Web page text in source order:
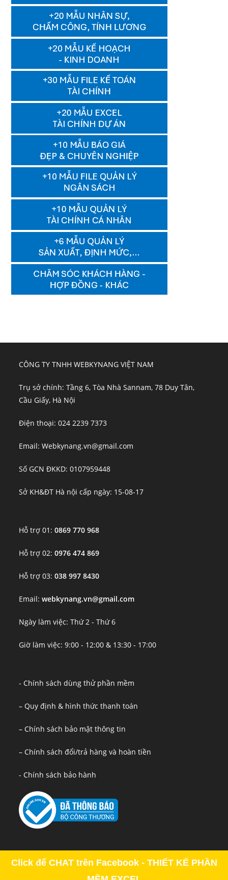
CÔNG TY TNHH WEBKYNANG VIỆT NAM
Trụ sở chính: Tầng 6, Tòa Nhà Sannam, 78 Duy Tân,
Cầu Giấy, Hà Nội
Điện thoại: 024 2239 7373
Email: Webkynang.vn@gmail.com
Số GCN ĐKKD: 0107959448
Sở KH&ĐT Hà nội cấp ngày: 15-08-17
Hỗ trợ 01:0869 770 968
Hỗ trợ 02:0976 474 869
Hỗ trợ 03:038 997 8430
Email:webkynang.vn@gmail.com
Ngày làm việc: Thứ 2 - Thứ 6
Giờ làm việc: 9:00 - 12:00 & 13:30 - 17:00
- Chính sách dùng thử phần mềm
– Quy định & hình thức thanh toán
– Chính sách bảo mật thông tin
– Chính sách đổi/trả hàng và hoàn tiền
- Chính sách bảo hành
Click để CHAT trên Facebook - THIẾT KẾ PHẦN